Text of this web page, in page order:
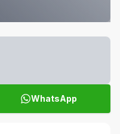
WhatsApp